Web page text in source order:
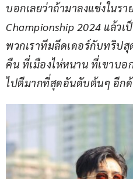
บอกเลยว่าถ้ามาลงแข่งในรา
Championship 2024 แล้ว
พวกเราทีมลีดเดอร์กับทริป
คืน ที่เมืองไห่หนาน ที่เขาบ
ไปตีมากที่สุดอันดับต้นๆ อีกด้